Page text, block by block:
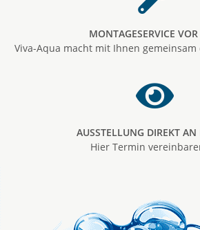
MONTAGESERVICE
Viva-Aqua macht mit Ihnen
AUSSTELLUNG DIREKT AN
Hier Termin